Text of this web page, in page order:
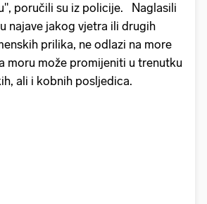
poručili su iz policije. Naglasili
najave jakog vjetra ili drugih
prilika, ne odlazi na more
moru može promijeniti u trenutku
ali i kobnih posljedica.